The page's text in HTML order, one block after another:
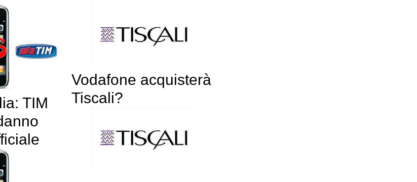
TIM
Vodafone acquisterà
Tiscali?